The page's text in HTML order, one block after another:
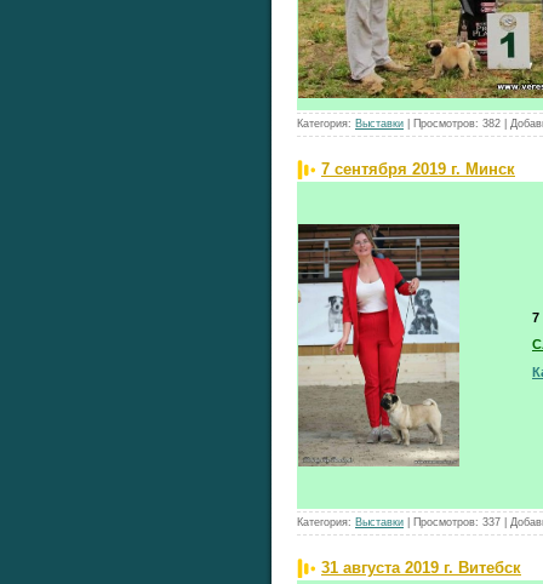
Категория: Выставки Просмотров: 382
7 сентября 2019 г. Минск
7
Категория: Выставки Просмотров: 337
31 августа 2019 г. Витебск